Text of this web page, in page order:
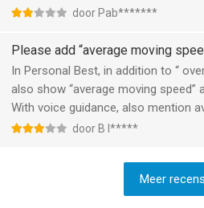
door Pab*******
Please add “average moving
In Personal Best, in addition to “
also show “average moving speed”
With voice guidance, also mention
door B I*****
Meer